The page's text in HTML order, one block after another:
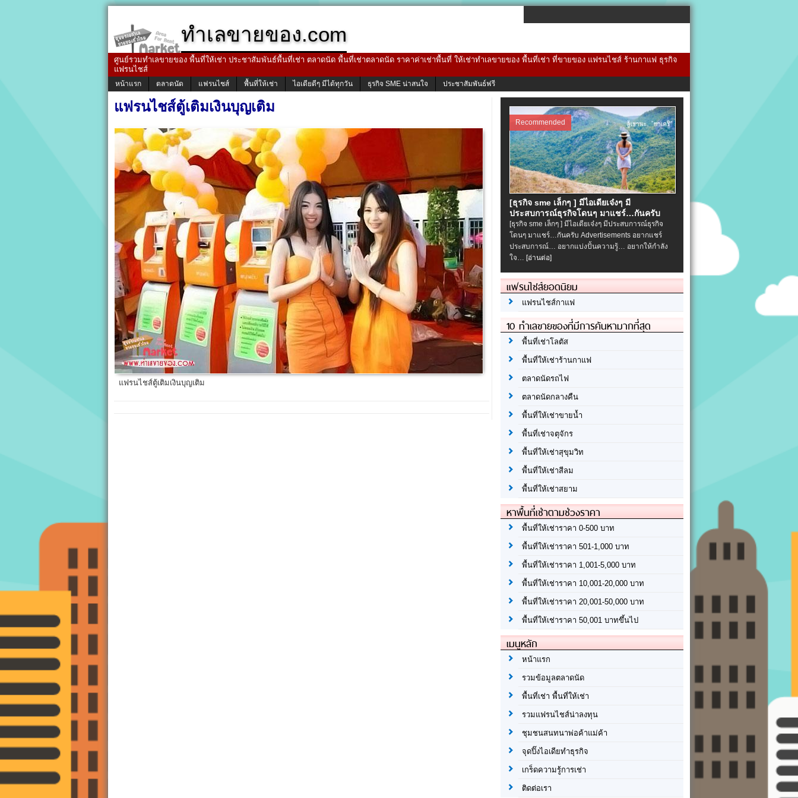
ทำเลขายของ.com
ศูนย์รวมทำเลขายของ พื้นที่ให้เช่า ประชาสัมพันธ์พื้นที่เช่า ตลาดนัด พื้นที่เช่าตลาดนัด ราคาค่าเช่าพื้นที่ ให้เช่าทำเลขายของ พื้นที่เช่า ที่ขายของ แฟรนไชส์ ร้านกาแฟ ธุรกิจ
แฟรนไชส์
หน้าแรก ตลาดนัด แฟรนไชส์ พื้นที่ให้เช่า ไอเดียดีๆ มีได้ทุกวัน ธุรกิจ SME น่าสนใจ ประชาสัมพันธ์ฟรี
แฟรนไชส์ตู้เติมเงินบุญเติม
แฟรนไชส์ตู้เติมเงินบุญเติม
Recommended
[ธุรกิจ sme เล็กๆ ] มีไอเดียเจ๋งๆ มี
ประสบการณ์ธุรกิจโดนๆ มาแชร์…กันครับ
[ธุรกิจ sme เล็กๆ ] มีไอเดียเจ๋งๆ มีประสบการณ์ธุรกิจ
โดนๆ มาแชร์…กันครับ Advertisements อยากแชร์
ประสบการณ์… อยากแบ่งปั้นความรู้… อยากให้กำลัง
ใจ… [อ่านต่อ]
แฟรนไชส์ยอดนิยม
แฟรนไชส์กาแฟ
10 ทำเลขายของที่มีการค้นหามากที่สุด
พื้นที่เช่าโลตัส
พื้นที่ให้เช่าร้านกาแฟ
ตลาดนัดรถไฟ
ตลาดนัดกลางคืน
พื้นที่ให้เช่าขายน้ำ
พื้นที่เช่าจตุจักร
พื้นที่ให้เช่าสุขุมวิท
พื้นที่ให้เช่าสีลม
พื้นที่ให้เช่าสยาม
หาพื้นที่เช่าตามช่วงราคา
พื้นที่ให้เช่าราคา 0-500 บาท
พื้นที่ให้เช่าราคา 501-1,000 บาท
พื้นที่ให้เช่าราคา 1,001-5,000 บาท
พื้นที่ให้เช่าราคา 10,001-20,000 บาท
พื้นที่ให้เช่าราคา 20,001-50,000 บาท
พื้นที่ให้เช่าราคา 50,001 บาทขึ้นไป
เมนูหลัก
หน้าแรก
รวมข้อมูลตลาดนัด
พื้นที่เช่า พื้นที่ให้เช่า
รวมแฟรนไชส์น่าลงทุน
ชุมชนสนทนาพ่อค้าแม่ค้า
จุดปิ๊งไอเดียทำธุรกิจ
เกร็ดความรู้การเช่า
ติดต่อเรา